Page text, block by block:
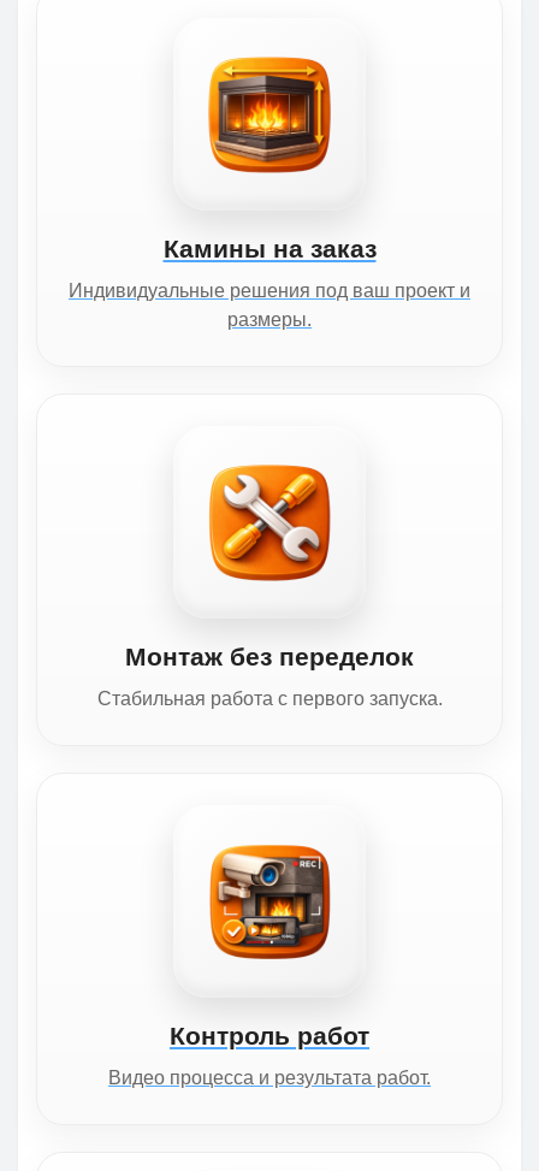
Камины на заказ
Индивидуальные решения под ваш проект и
размеры.
Монтаж без переделок
Стабильная работа с первого запуска.
Контроль работ
Видео процесса и результата работ.